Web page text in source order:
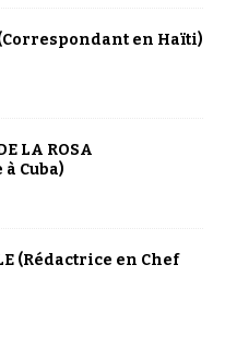
(Correspondant en Haïti)
LA ROSA
Cuba)
(Rédactrice en Chef